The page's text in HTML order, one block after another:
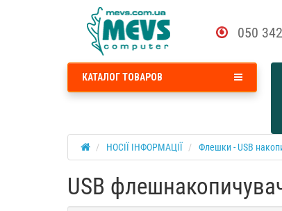
050
КАТАЛОГ ТОВАРОВ
НОСІЇ ІНФОРМАЦІЇ Флешки - USB
USB